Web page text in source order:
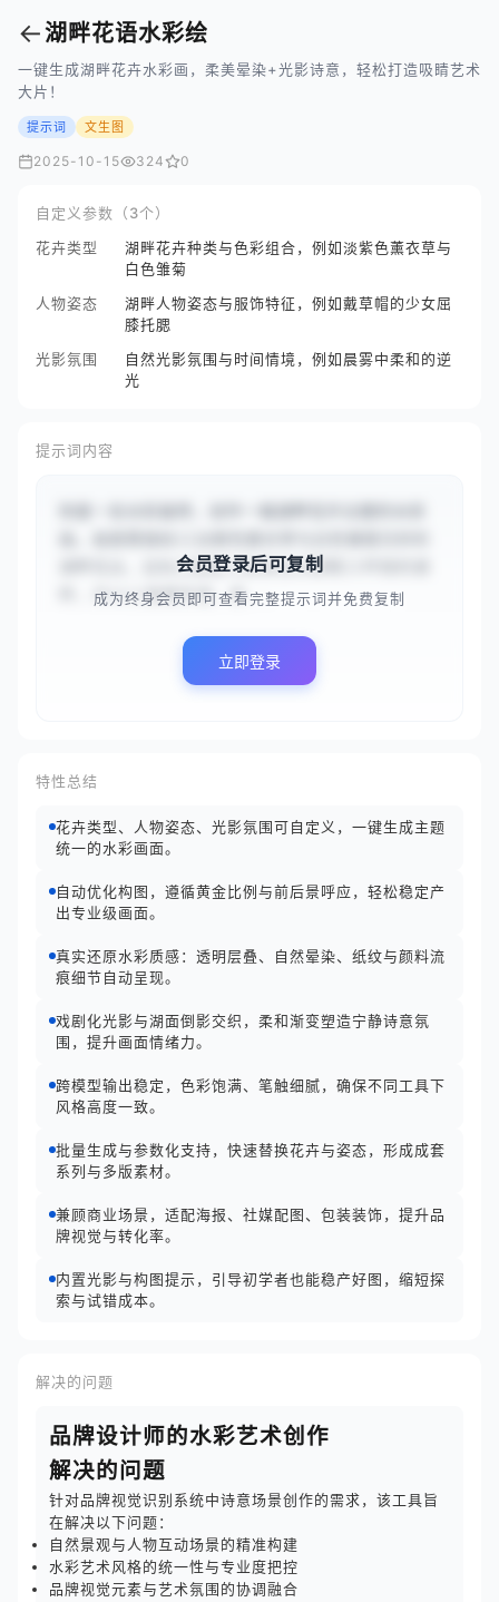
←湖畔花语水彩绘
一键生成湖畔花卉水彩画，柔美晕染+光影诗意，轻松打造吸睛艺术
大片！
提示词 文生图
2025-10-15 324 0
自定义参数（3个）
花卉类型
湖畔花卉种类与色彩组合，例如淡紫色薰衣草与
白色雏菊
人物姿态
湖畔人物姿态与服饰特征，例如戴草帽的少女屈
膝托腮
光影氛围
自然光影氛围与时间情境，例如晨雾中柔和的逆
光
提示词内容
湖畔花丛，远处点缀着几株粉色的蔷薇}}环绕的湖
畔，并以{{晨雾弥漫，柔...
会员登录后可复制
成为终身会员即可查看完整提示词并免费复制
立即登录
特性总结
花卉类型、人物姿态、光影氛围可自定义，一键生成主题
统一的水彩画面。
自动优化构图，遵循黄金比例与前后景呼应，轻松稳定产
出专业级画面。
真实还原水彩质感：透明层叠、自然晕染、纸纹与颜料流
痕细节自动呈现。
戏剧化光影与湖面倒影交织，柔和渐变塑造宁静诗意氛
围，提升画面情绪力。
跨模型输出稳定，色彩饱满、笔触细腻，确保不同工具下
风格高度一致。
批量生成与参数化支持，快速替换花卉与姿态，形成成套
系列与多版素材。
兼顾商业场景，适配海报、社媒配图、包装装饰，提升品
牌视觉与转化率。
内置光影与构图提示，引导初学者也能稳产好图，缩短探
索与试错成本。
解决的问题
品牌设计师的水彩艺术创作
解决的问题
针对品牌视觉识别系统中诗意场景创作的需求，该工具旨
在解决以下问题：
自然景观与人物互动场景的精准构建
水彩艺术风格的统一性与专业度把控
品牌视觉元素与艺术氛围的协调融合